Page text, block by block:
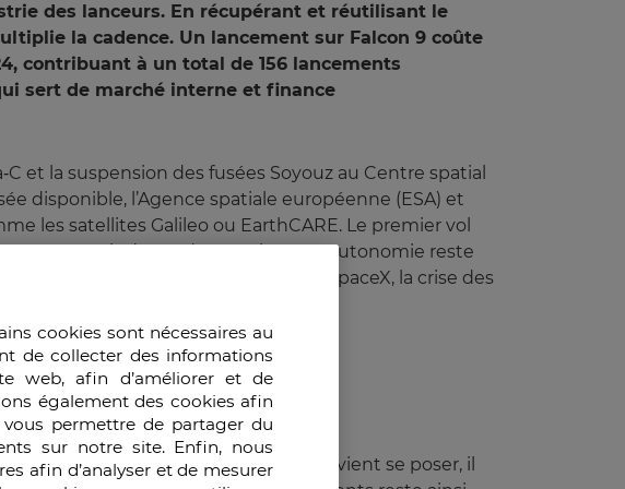
des lanceurs. En récupérant et réutilisant le
la cadence. Un lancement sur Falcon 9 coûte
contribuant à un total de 156 lancements
sert de marché interne et finance
et la suspension des fusées Soyouz au Centre spatial
disponible, l’Agence spatiale européenne (ESA) et
les satellites Galileo ou EarthCARE. Le premier vol
un accès indépendant. Mais cette autonomie reste
Cette analyse expose l’avance de SpaceX, la crise des
Lorsqu’un booster Falcon 9 revient se poser, il
cookies sont nécessaires au
de collecter des informations
web, afin d’améliorer et de
également des cookies afin
permettre de partager du
sur notre site. Enfin, nous
afin d’analyser et de mesurer